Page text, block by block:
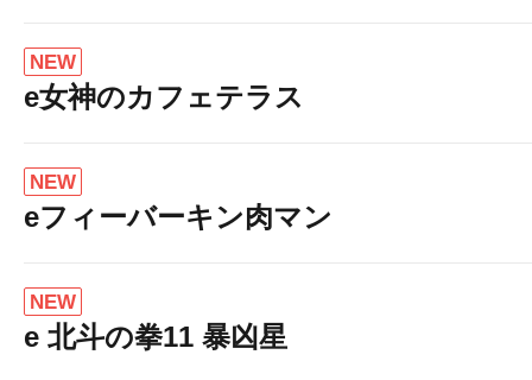
NEW
e女神のカフェテラス
NEW
eフィーバーキン肉マン
NEW
e 北斗の拳11 暴凶星